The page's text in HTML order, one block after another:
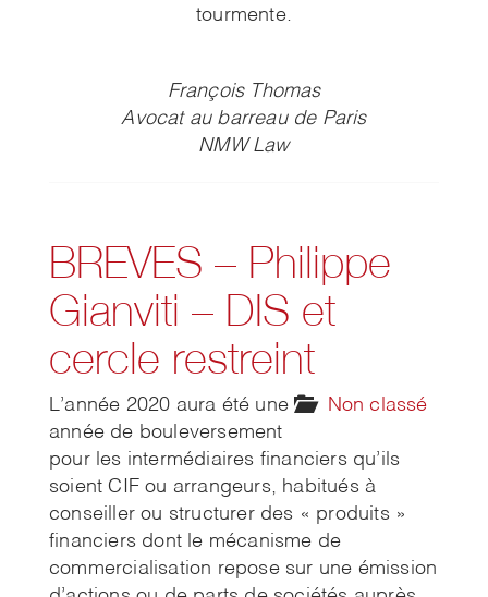
tourmente.
François Thomas
Avocat au barreau de Paris
NMW Law
BREVES – Philippe
Gianviti – DIS et
cercle restreint
Non classé
L’année 2020 aura été une
année de bouleversement
pour les intermédiaires financiers qu’ils
soient CIF ou arrangeurs, habitués à
conseiller ou structurer des « produits »
financiers dont le mécanisme de
commercialisation repose sur une émission